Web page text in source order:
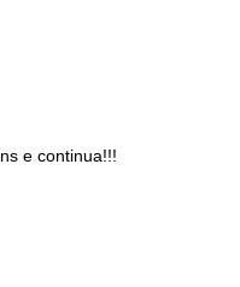
e continua!!!